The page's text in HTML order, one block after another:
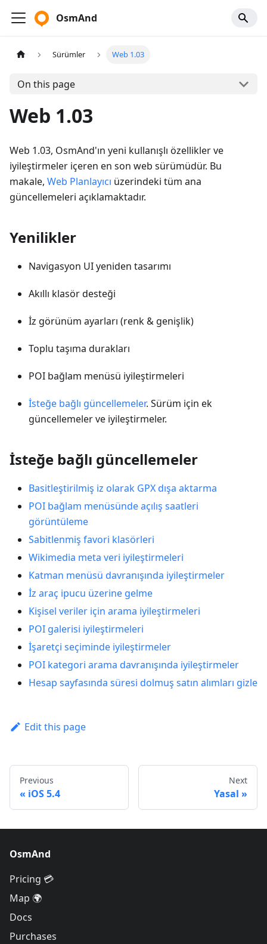
OsmAnd
Sürümler Web 1.03
On this page
Web 1.03
Web 1.03, OsmAnd'ın yeni kullanışlı özellikler ve
iyileştirmeler içeren en son web sürümüdür. Bu
makale, Web Planlayıcı üzerindeki tüm ana
güncellemeleri açıklamaktadır.
Yenilikler
Navigasyon UI yeniden tasarımı
Akıllı klasör desteği
İz görünüm ayarları (renk & genişlik)
Toplu taşıma durakları
POI bağlam menüsü iyileştirmeleri
İsteğe bağlı güncellemeler. Sürüm için ek
güncellemeler ve iyileştirmeler.
İsteğe bağlı güncellemeler
Basitleştirilmiş iz olarak GPX dışa aktarma
POI bağlam menüsünde açılış saatleri
görüntüleme
Sabitlenmiş favori klasörleri
Wikimedia meta veri iyileştirmeleri
Katman menüsü davranışında iyileştirmeler
İz araç ipucu üzerine gelme
Kişisel veriler için arama iyileştirmeleri
POI galerisi iyileştirmeleri
İşaretçi seçiminde iyileştirmeler
POI kategori arama davranışında iyileştirmeler
Hesap sayfasında süresi dolmuş satın alımları gizle
Edit this page
Previous
iOS 5.4
Next
Yasal
OsmAnd
Pricing 💳
Map 🌍
Docs
Purchases